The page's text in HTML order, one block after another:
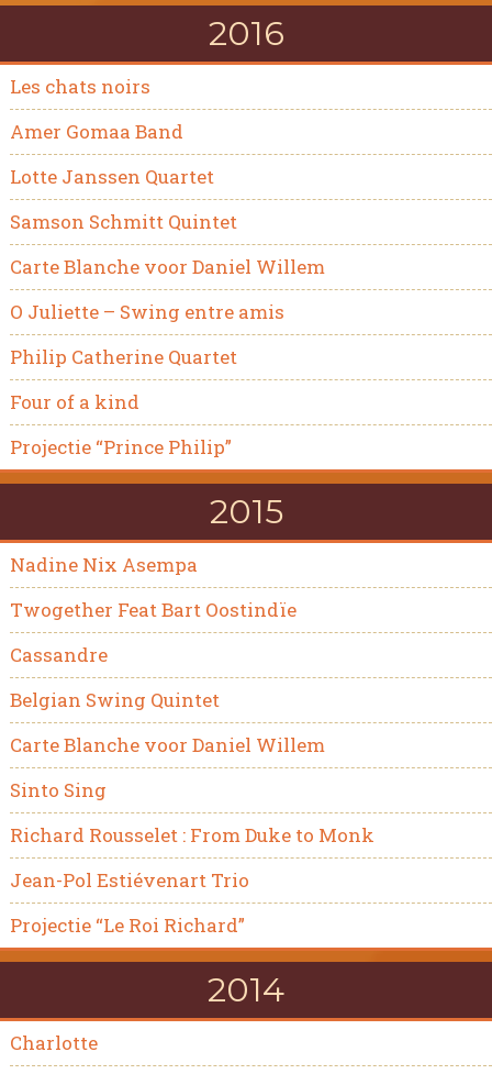
2016
Les chats noirs
Amer Gomaa Band
Lotte Janssen Quartet
Samson Schmitt Quintet
Carte Blanche voor Daniel Willem
O Juliette – Swing entre amis
Philip Catherine Quartet
Four of a kind
Projectie “Prince Philip”
2015
Nadine Nix Asempa
Twogether Feat Bart Oostindïe
Cassandre
Belgian Swing Quintet
Carte Blanche voor Daniel Willem
Sinto Sing
Richard Rousselet : From Duke to Monk
Jean-Pol Estiévenart Trio
Projectie “Le Roi Richard”
2014
Charlotte